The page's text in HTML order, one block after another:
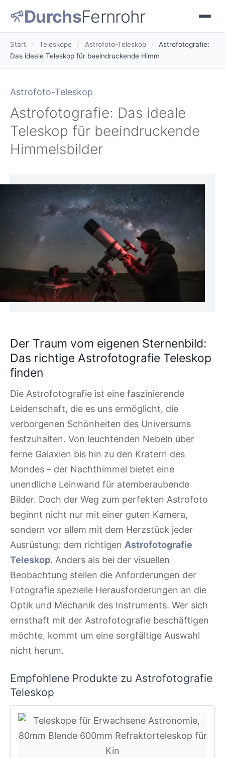
DurchsFernrohr
Start / Teleskope / Astrofoto-Teleskop /
Astrofotografie:
Das ideale Teleskop für beeindruckende Himm
Astrofoto-Teleskop
Astrofotografie: Das ideale
Teleskop für beeindruckende
Himmelsbilder
Der Traum vom eigenen Sternenbild:
Das richtige Astrofotografie Teleskop
finden
Die Astrofotografie ist eine faszinierende
Leidenschaft, die es uns ermöglicht, die
verborgenen Schönheiten des Universums
festzuhalten. Von leuchtenden Nebeln über
ferne Galaxien bis hin zu den Kratern des
Mondes – der Nachthimmel bietet eine
unendliche Leinwand für atemberaubende
Bilder. Doch der Weg zum perfekten Astrofoto
beginnt nicht nur mit einer guten Kamera,
sondern vor allem mit dem Herzstück jeder
Ausrüstung: dem richtigen Astrofotografie
Teleskop. Anders als bei der visuellen
Beobachtung stellen die Anforderungen der
Fotografie spezielle Herausforderungen an die
Optik und Mechanik des Instruments. Wer sich
ernsthaft mit der Astrofotografie beschäftigen
möchte, kommt um eine sorgfältige Auswahl
nicht herum.
Empfohlene Produkte zu Astrofotografie
Teleskop